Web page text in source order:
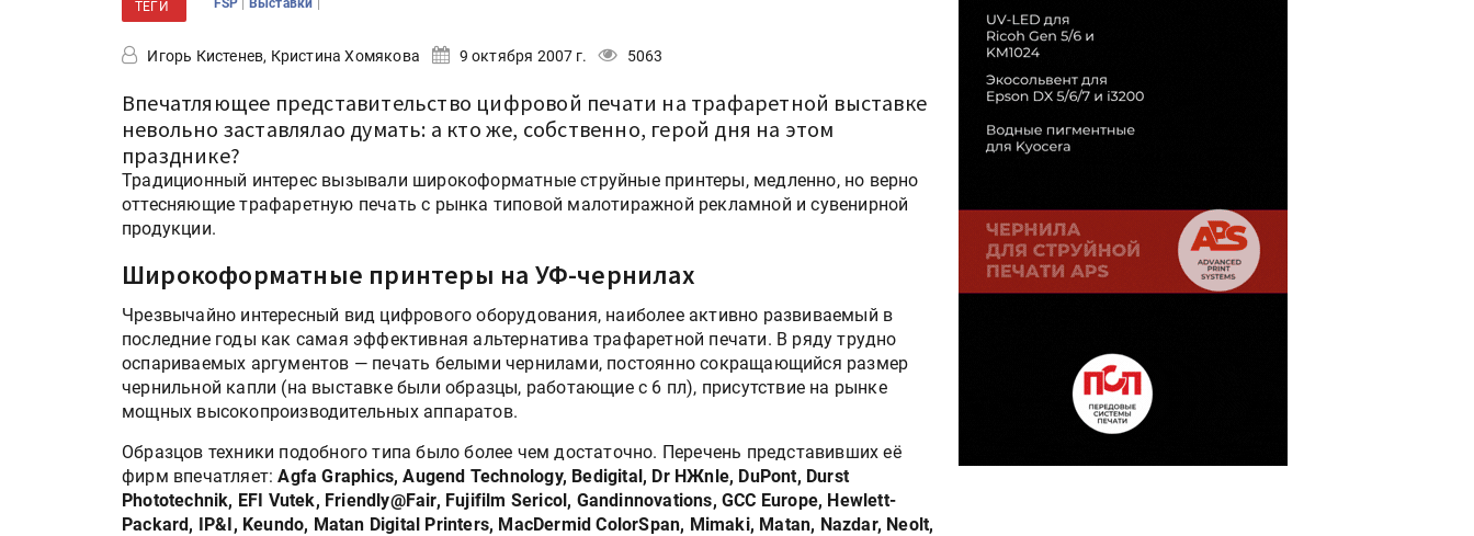
ТЕГИ FSP Выставки
Игорь Кистенев, Кристина Хомякова 9 октября 2007 г. 5063
Впечатляющее представительство цифровой печати на трафаретной выставке
невольно заставлялaо думать: а кто же, собственно, герой дня на этом
празднике?
Традиционный интерес вызывали широкоформатные струйные принтеры, медленно, но верно
оттесняющие трафаретную печать с рынка типовой малотиражной рекламной и сувенирной
продукции.
Широкоформатные принтеры на УФ-чернилах
Чрезвычайно интересный вид цифрового оборудования, наиболее активно развиваемый в
последние годы как самая эффективная альтернатива трафаретной печати. В ряду трудно
оспариваемых аргументов — печать белыми чернилами, постоянно сокращающийся размер
чернильной капли (на выставке были образцы, работающие с 6 пл), присутствие на рынке
мощных высокопроизводительных аппаратов.
Образцов техники подобного типа было более чем достаточно. Перечень представивших её
фирм впечатляет:Agfa Graphics, Augend Technology, Bedigital, Dr HЖnle, DuPont, Durst
Phototechnik, EFI Vutek, Friendly@Fair, Fujifilm Sericol, Gandinnovations, GCC Europe, Hewlett-
Packard, IP&I, Keundo, Matan Digital Printers, MacDermid ColorSpan, Mimaki, Matan, Nazdar, Neolt,